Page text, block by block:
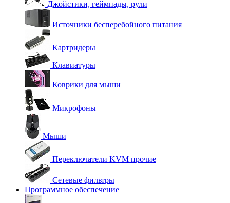
Джойстики, геймпады, рули
Источники бесперебойного питания
Картридеры
Клавиатуры
Коврики для мыши
Микрофоны
Мыши
Переключатели KVM прочие
Сетевые фильтры
Программное обеспечение